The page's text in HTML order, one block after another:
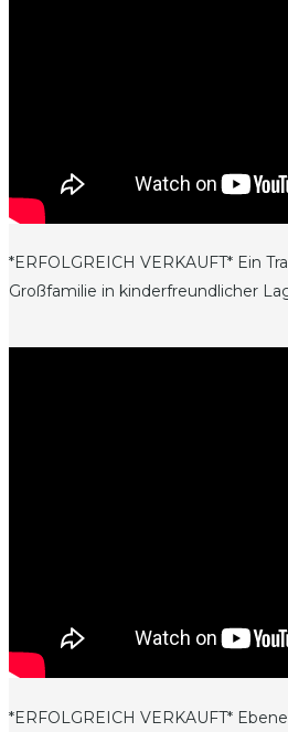
*ERFOLGREICH VERKAUFT* Ein
Großfamilie in kinderfreundlicher
*ERFOLGREICH VERKAUFT*